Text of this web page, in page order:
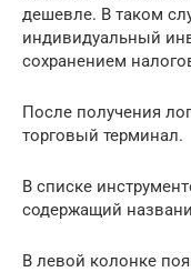
дешевле. В таком
индивидуальный
сохранением
После получения
торговый терминал.
В списке
содержащий
В левой колонке